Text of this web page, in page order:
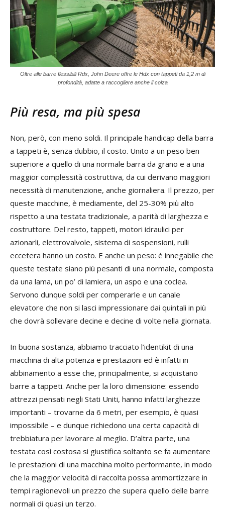
Oltre alle barre flessibili Rdx, John Deere offre le Hdx con tappeti da 1,2 m di
profondità, adatte a raccogliere anche il colza
Più resa, ma più spesa
Non, però, con meno soldi. Il principale handicap della barra
a tappeti è, senza dubbio, il costo. Unito a un peso ben
superiore a quello di una normale barra da grano e a una
maggior complessità costruttiva, da cui derivano maggiori
necessità di manutenzione, anche giornaliera. Il prezzo, per
queste macchine, è mediamente, del 25-30% più alto
rispetto a una testata tradizionale, a parità di larghezza e
costruttore. Del resto, tappeti, motori idraulici per
azionarli, elettrovalvole, sistema di sospensioni, rulli
eccetera hanno un costo. E anche un peso: è innegabile che
queste testate siano più pesanti di una normale, composta
da una lama, un po’ di lamiera, un aspo e una coclea.
Servono dunque soldi per comperarle e un canale
elevatore che non si lasci impressionare dai quintali in più
che dovrà sollevare decine e decine di volte nella giornata.
In buona sostanza, abbiamo tracciato l’identikit di una
macchina di alta potenza e prestazioni ed è infatti in
abbinamento a esse che, principalmente, si acquistano
barre a tappeti. Anche per la loro dimensione: essendo
attrezzi pensati negli Stati Uniti, hanno infatti larghezze
importanti – trovarne da 6 metri, per esempio, è quasi
impossibile – e dunque richiedono una certa capacità di
trebbiatura per lavorare al meglio. D’altra parte, una
testata così costosa si giustifica soltanto se fa aumentare
le prestazioni di una macchina molto performante, in modo
che la maggior velocità di raccolta possa ammortizzare in
tempi ragionevoli un prezzo che supera quello delle barre
normali di quasi un terzo.